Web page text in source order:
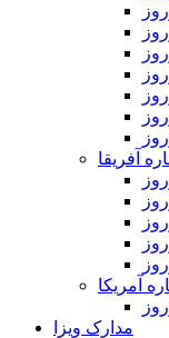
آفریقا
آمریکا
مدارک ویزا